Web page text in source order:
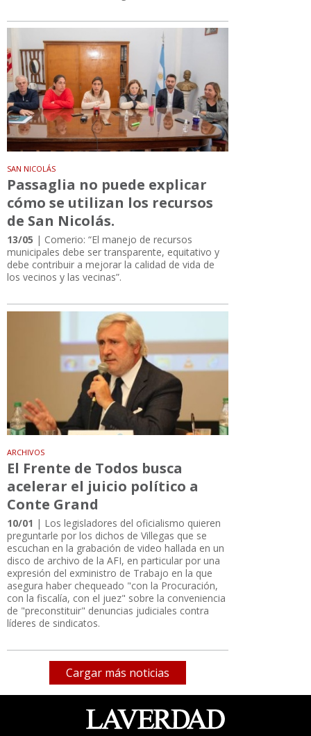
SAN NICOLÁS
Passaglia no puede explicar
cómo se utilizan los recursos
de San Nicolás.
13/05 | Comerio: “El manejo de recursos
municipales debe ser transparente, equitativo y
debe contribuir a mejorar la calidad de vida de
los vecinos y las vecinas”.
ARCHIVOS
El Frente de Todos busca
acelerar el juicio político a
Conte Grand
10/01 | Los legisladores del oficialismo quieren
preguntarle por los dichos de Villegas que se
escuchan en la grabación de video hallada en un
disco de archivo de la AFI, en particular por una
expresión del exministro de Trabajo en la que
asegura haber chequeado "con la Procuración,
con la fiscalía, con el juez" sobre la conveniencia
de "preconstituir" denuncias judiciales contra
líderes de sindicatos.
Cargar más noticias